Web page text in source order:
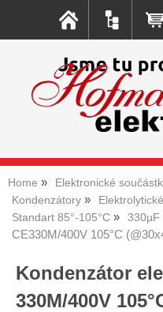
Home Elektronické
Kondenzátory
Standart 85°-105°C
330µF
CE330M/400V 105°C
Kondenzátor
330M/400V